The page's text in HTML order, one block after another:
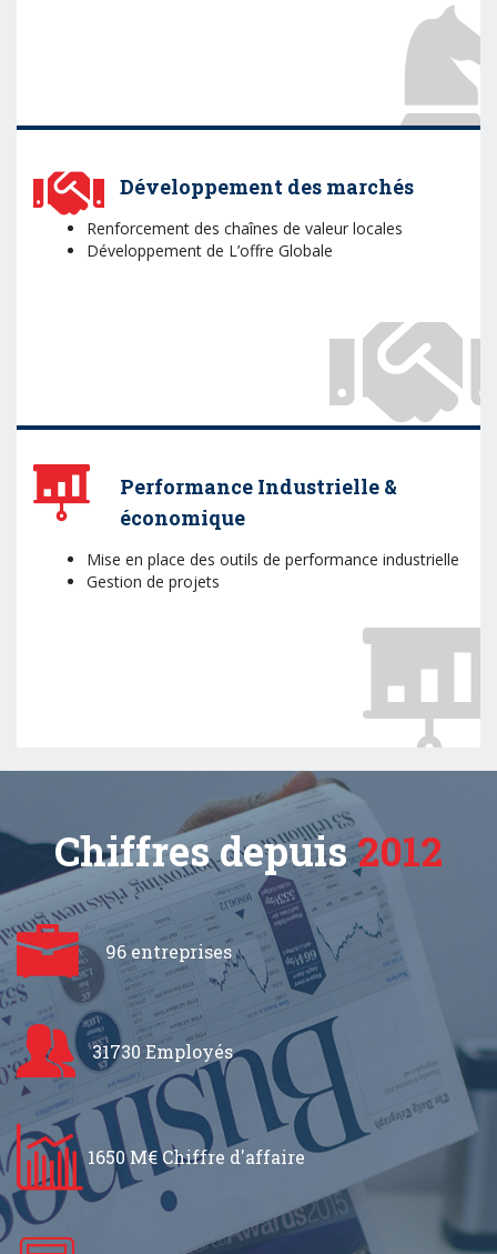
Développement des marchés
Renforcement des chaînes de valeur locales
Développement de L’offre Globale
Performance Industrielle &
économique
Mise en place des outils de performance industrielle
Gestion de projets
Chiffres depuis2012
96 entreprises
31730 Employés
1650 M€ Chiffre d'affaire